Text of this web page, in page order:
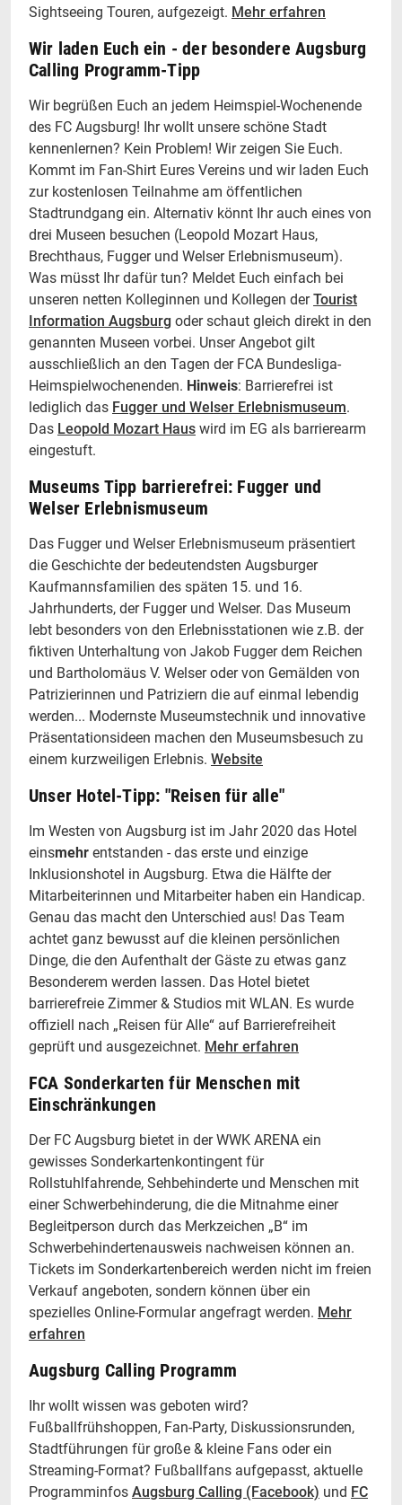
Sightseeing Touren, aufgezeigt. Mehr erfahren
Wir laden Euch ein - der besondere Augsburg
Calling Programm-Tipp
Wir begrüßen Euch an jedem Heimspiel-Wochenende
des FC Augsburg! Ihr wollt unsere schöne Stadt
kennenlernen? Kein Problem! Wir zeigen Sie Euch.
Kommt im Fan-Shirt Eures Vereins und wir laden Euch
zur kostenlosen Teilnahme am öffentlichen
Stadtrundgang ein. Alternativ könnt Ihr auch eines von
drei Museen besuchen (Leopold Mozart Haus,
Brechthaus, Fugger und Welser Erlebnismuseum).
Was müsst Ihr dafür tun? Meldet Euch einfach bei
unseren netten Kolleginnen und Kollegen derTourist
Information Augsburg oder schaut gleich direkt in den
genannten Museen vorbei. Unser Angebot gilt
ausschließlich an den Tagen der FCA Bundesliga-
Heimspielwochenenden. Hinweis: Barrierefrei ist
lediglich das Fugger und Welser Erlebnismuseum.
Das Leopold Mozart Haus wird im EG als barrierearm
eingestuft.
Museums Tipp barrierefrei: Fugger und
Welser Erlebnismuseum
Das Fugger und Welser Erlebnismuseum präsentiert
die Geschichte der bedeutendsten Augsburger
Kaufmannsfamilien des späten 15. und 16.
Jahrhunderts, der Fugger und Welser. Das Museum
lebt besonders von den Erlebnisstationen wie z.B. der
fiktiven Unterhaltung von Jakob Fugger dem Reichen
und Bartholomäus V. Welser oder von Gemälden von
Patrizierinnen und Patriziern die auf einmal lebendig
werden... Modernste Museumstechnik und innovative
Präsentationsideen machen den Museumsbesuch zu
einem kurzweiligen Erlebnis. Website
Unser Hotel-Tipp: "Reisen für alle"
Im Westen von Augsburg ist im Jahr 2020 das Hotel
einsmehr entstanden - das erste und einzige
Inklusionshotel in Augsburg. Etwa die Hälfte der
Mitarbeiterinnen und Mitarbeiter haben ein Handicap.
Genau das macht den Unterschied aus! Das Team
achtet ganz bewusst auf die kleinen persönlichen
Dinge, die den Aufenthalt der Gäste zu etwas ganz
Besonderem werden lassen. Das Hotel bietet
barrierefreie Zimmer & Studios mit WLAN. Es wurde
offiziell nach „Reisen für Alle“ auf Barrierefreiheit
geprüft und ausgezeichnet. Mehr erfahren
FCA Sonderkarten für Menschen mit
Einschränkungen
Der FC Augsburg bietet in der WWK ARENA ein
gewisses Sonderkartenkontingent für
Rollstuhlfahrende, Sehbehinderte und Menschen mit
einer Schwerbehinderung, die die Mitnahme einer
Begleitperson durch das Merkzeichen „B“ im
Schwerbehindertenausweis nachweisen können an.
Tickets im Sonderkartenbereich werden nicht im freien
Verkauf angeboten, sondern können über ein
spezielles Online-Formular angefragt werden. Mehr
erfahren
Augsburg Calling Programm
Ihr wollt wissen was geboten wird?
Fußballfrühshoppen, Fan-Party, Diskussionsrunden,
Stadtführungen für große & kleine Fans oder ein
Streaming-Format? Fußballfans aufgepasst, aktuelle
Programminfos Augsburg Calling (Facebook) und FC